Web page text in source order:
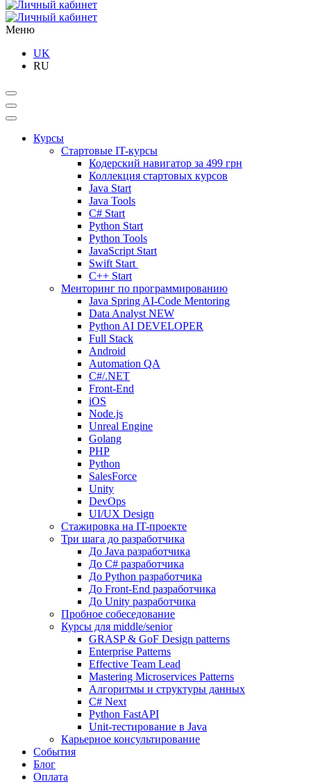
Меню
UK
RU
Курсы
Стартовые IT-курсы
Кодерский навигатор за 499 грн
Коллекция стартовых курсов
Java Start
Java Tools
C# Start
Python Start
Python Tools
JavaScript Start
Swift Start
C++ Start
Менторинг по программированию
Java Spring AI-Code Mentoring
Data Analyst NEW
Python AI DEVELOPER
Full Stack
Android
Automation QA
C#/.NET
Front-End
iOS
Node.js
Unreal Engine
Golang
PHP
Python
SalesForce
Unity
DevOps
UI/UX Design
Стажировка на IT-проекте
Три шага до разработчика
До Java разработчика
До C# разработчика
До Python разработчика
До Front-End разработчика
До Unity разработчика
Пробное собеседование
Курсы для middle/senior
GRASP & GoF Design patterns
Enterprise Patterns
Effective Team Lead
Mastering Microservices Patterns
Алгоритмы и структуры данных
C# Next
Python FastAPI
Unit-тестирование в Java
Карьерное консультирование
События
Блог
Оплата